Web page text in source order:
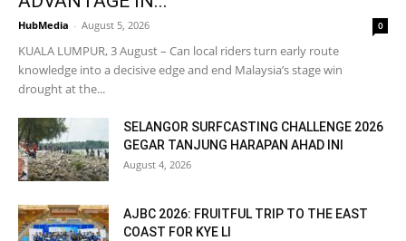
HubMedia - August 5, 2026 0
KUALA LUMPUR, 3 August – Can local riders turn early route
knowledge into a decisive edge and end Malaysia’s stage win
drought at the...
SELANGOR SURFCASTING CHALLENGE 2026
GEGAR TANJUNG HARAPAN AHAD INI
August 4, 2026
AJBC 2026: FRUITFUL TRIP TO THE EAST
COAST FOR KYE LI